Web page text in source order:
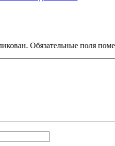
Обязательные поля